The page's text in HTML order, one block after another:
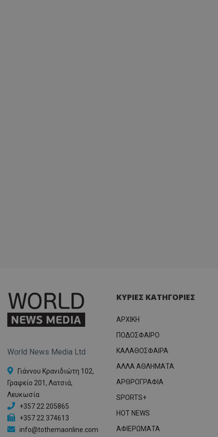
World News Media Ltd
Γιάννου Κρανιδιώτη 102,
Γραφείο 201, Λατσιά,
Λευκωσία
+357 22 205865
+357 22 374613
info@tothemaonline.com
ΚΥΡΙΕΣ ΚΑΤΗΓΟΡΙΕΣ
ΑΡΧΙΚΗ
ΠΟΔΟΣΦΑΙΡΟ
ΚΑΛΑΘΟΣΦΑΙΡΑ
ΑΛΛΑ ΑΘΛΗΜΑΤΑ
ΑΡΘΡΟΓΡΑΦΙΑ
SPORTS+
HOT NEWS
ΑΦΙΕΡΩΜΑΤΑ